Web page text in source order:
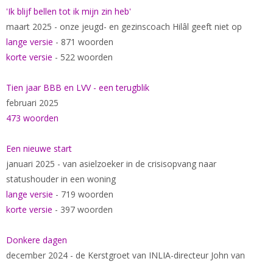
'Ik blijf bellen tot ik mijn zin heb'
maart 2025 - onze jeugd- en gezinscoach Hilâl geeft niet op
lange versie - 871 woorden
korte versie - 522 woorden
Tien jaar BBB en LVV - een terugblik
februari 2025
473 woorden
Een nieuwe start
januari 2025 - van asielzoeker in de crisisopvang naar
statushouder in een woning
lange versie - 719 woorden
korte versie - 397 woorden
Donkere dagen
december 2024 - de Kerstgroet van INLIA-directeur John van